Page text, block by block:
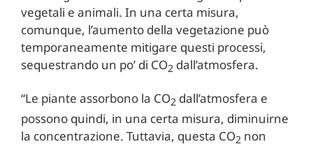
vegetali e animali. In una certa misura,
comunque, l’aumento della vegetazione può
temporaneamente mitigare questi processi,
sequestrando un po’ di CO2 dall’atmosfera.
“Le piante assorbono la CO2 dall’atmosfera e
possono quindi, in una certa misura, diminuirne
la concentrazione. Tuttavia, questa CO2 non